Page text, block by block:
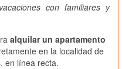
con familiares y
alquilar un apartamento
en la localidad de
en línea recta.